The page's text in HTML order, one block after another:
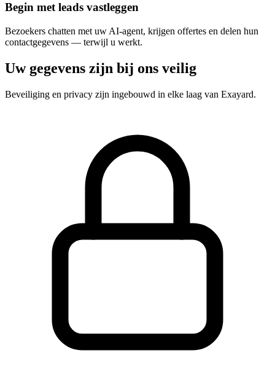
Begin met leads vastleggen
Bezoekers chatten met uw AI-agent, krijgen offertes en delen hun
contactgegevens — terwijl u werkt.
Uw gegevens zijn bij ons veilig
Beveiliging en privacy zijn ingebouwd in elke laag van Exayard.